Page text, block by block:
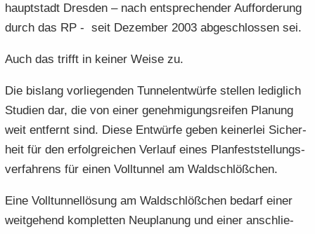
haupt­stadt Dres­den – nach ent­spre­chen­der Auf­for­de­rung
durch das RP - seit De­zem­ber 2003 ab­ge­schlos­sen sei.
Auch das trifft in kei­ner Weise zu.
Die bis­lang vor­lie­gen­den Tun­nel­ent­wür­fe stel­len le­dig­lich
Stu­di­en dar, die von einer ge­neh­mi­gungs­rei­fen Pla­nung
weit ent­fernt sind. Diese Ent­wür­fe geben kei­ner­lei Si­cher­
heit für den er­folg­rei­chen Ver­lauf eines Plan­fest­stel­lungs­
ver­fah­rens für einen Voll­tun­nel am Wald­schlöß­chen.
Eine Voll­tun­nel­lö­sung am Wald­schlöß­chen be­darf einer
weit­ge­hend kom­plet­ten Neu­pla­nung und einer an­schlie­